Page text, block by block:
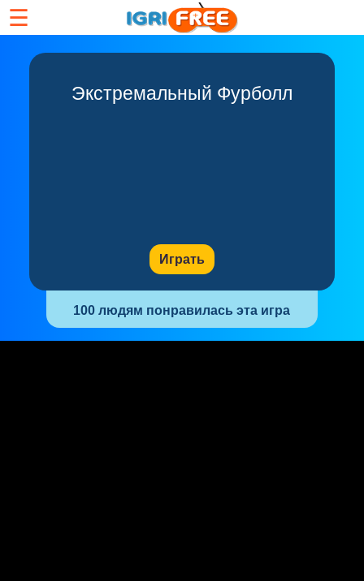
☰
Экстремальный Фурболл
Играть
100 людям понравилась эта игра